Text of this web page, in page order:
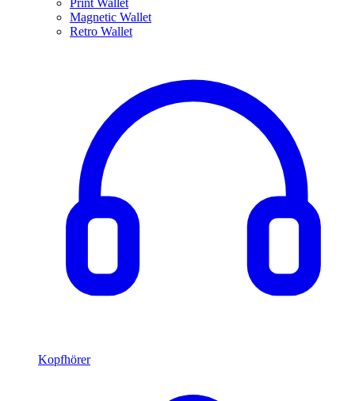
Print Wallet
Magnetic Wallet
Retro Wallet
Kopfhörer